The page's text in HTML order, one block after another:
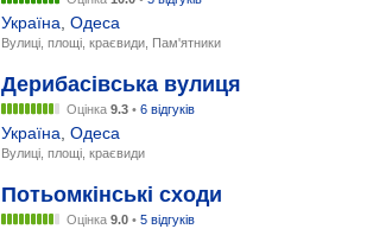
Україна Одеса
Вулиці, площі, краєвиди, Пам'ятники
Дерибасівська вулиця
Оцінка 9.3 • 6 відгуків
Україна Одеса
Вулиці, площі, краєвиди
Потьомкінські сходи
Оцінка 9.0 • 5 відгуків